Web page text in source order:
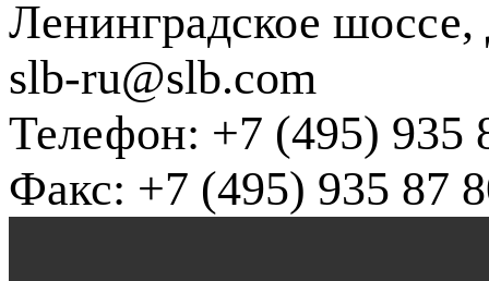
Ленинградское
slb-ru@slb.com
Телефон: +7 (495) 935
Факс: +7 (495) 935 87